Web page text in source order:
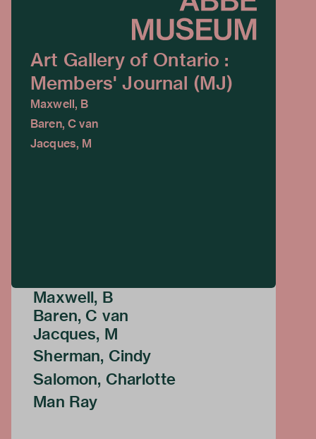
Art Gallery of Ontario :
Members' Journal (MJ)
Maxwell, B
Baren, C van
Jacques, M
Maxwell, B
Baren, C van
Jacques, M
Sherman, Cindy
Salomon, Charlotte
Man Ray